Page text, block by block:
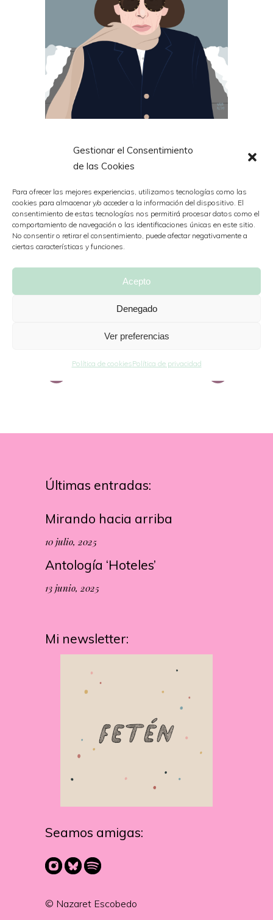
Gestionar el Consentimiento
de las Cookies
Para ofrecer las mejores experiencias, utilizamos tecnologías como las
cookies para almacenar y/o acceder a la información del dispositivo. El
consentimiento de estas tecnologías nos permitirá procesar datos como el
comportamiento de navegación o las identificaciones únicas en este sitio.
No consentir o retirar el consentimiento, puede afectar negativamente a
ciertas características y funciones.
Acepto
Denegado
Ver preferencias
Política de cookiesPolítica de privacidad
Estoy 100% de acuerdo con todo lo que
nadie como ella para expresarlo con tanta
ironía y gracia.
‘Pretend It’s a City’ es la serie que le
dedica su amigo Scorsese (Martin) y ya
tienen ambos mientras analizan la ciudad
«Think before you speak. Read before
Últimas entradas:
Mirando hacia arriba
10 julio, 2025
Antología ‘Hoteles’
13 junio, 2025
Mi newsletter:
Seamos amigas:
© Nazaret Escobedo